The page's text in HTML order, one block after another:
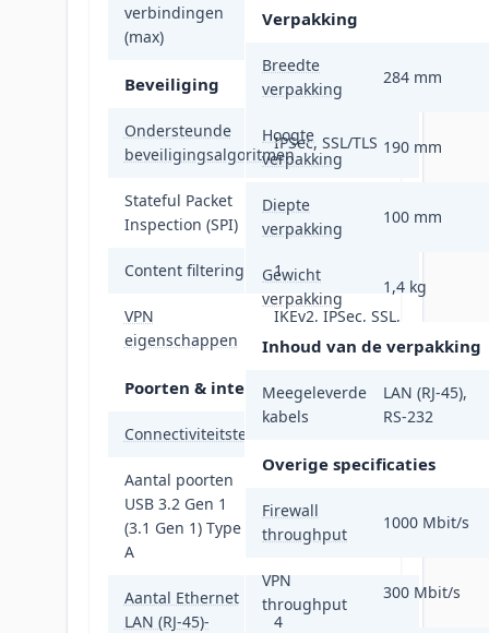
verbindingen
(max)
300000
Beveiliging
Ondersteunde
beveiligingsalgoritmen
IPSec, SSL/TLS
Stateful Packet
Inspection (SPI)
Ja
Content filtering 1
VPN
eigenschappen
IKEv2, IPSec, SSL,
L2TP/IPSec
Poorten & interfaces
Connectiviteitstechnologie
Aantal poorten
USB 3.2 Gen 1
(3.1 Gen 1) Type
A
1
Aantal Ethernet
LAN (RJ-45)-
4
Verpakking
Breedte
verpakking
284 mm
Hoogte
verpakking
190 mm
Diepte
verpakking
100 mm
Gewicht
verpakking
1,4 kg
Inhoud van de verpakking
Meegeleverde
kabels
LAN (RJ-45),
RS-232
Overige specificaties
Firewall
throughput
1000 Mbit/s
VPN
throughput
300 Mbit/s